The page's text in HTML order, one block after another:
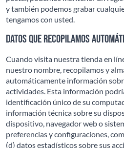
y también podemos grabar
tengamos con usted.
Datos que recopilamos
Cuando visita nuestra tienda en
nuestro nombre, recopilamos y
automáticamente información
actividades. Esta información
identificación único de su
información técnica sobre su
dispositivo, navegador web o
preferencias y configuraciones,
(d) datos estadísticos sobre sus